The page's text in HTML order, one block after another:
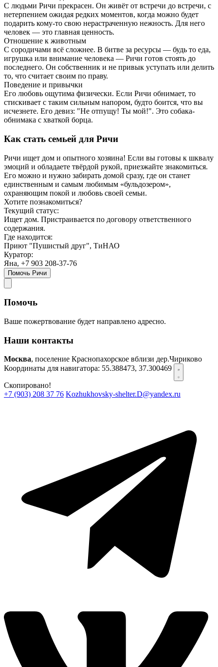
С людьми Ричи прекрасен. Он живёт от встречи до встречи, с
нетерпением ожидая редких моментов, когда можно будет
подарить кому-то свою нерастраченную нежность. Для него
человек — это главная ценность.
Отношение к животным
С сородичами всё сложнее. В битве за ресурсы — будь то еда,
игрушка или внимание человека — Ричи готов стоять до
последнего. Он собственник и не привык уступать или делить
то, что считает своим по праву.
Поведение и привычки
Его любовь ощутима физически. Если Ричи обнимает, то
стискивает с таким сильным напором, будто боится, что вы
исчезнете. Его девиз: "Не отпущу! Ты мой!". Это собака-
обнимака с хваткой борца.
Как стать семьей для Ричи
Ричи ищет дом и опытного хозяина! Если вы готовы к шквалу
эмоций и обладаете твёрдой рукой, приезжайте знакомиться.
Его можно и нужно забирать домой сразу, где он станет
единственным и самым любимым «бульдозером»,
охраняющим покой и любовь своей семьи.
Хотите познакомиться?
Текущий статус:
Ищет дом. Пристраивается по договору ответственного
содержания.
Где находится:
Приют "Пушистый друг", ТиНАО
Куратор:
Яна, +7 903 208-37-76
Помочь Ричи
Помочь
Ваше пожертвование будет направлено адресно.
Наши контакты
Москва, поселение Краснопахорское вблизи дер.Чириково
Координаты для навигатора: 55.388473, 37.300469
Скопировано!
+7 (903) 208 37 76 Kozhukhovsky-shelter.D@yandex.ru